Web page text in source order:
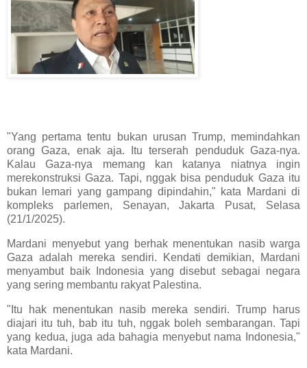
"Yang pertama tentu bukan urusan Trump, memindahkan
orang Gaza, enak aja. Itu terserah penduduk Gaza-nya.
Kalau Gaza-nya memang kan katanya niatnya ingin
merekonstruksi Gaza. Tapi, nggak bisa penduduk Gaza itu
bukan lemari yang gampang dipindahin," kata Mardani di
kompleks parlemen, Senayan, Jakarta Pusat, Selasa
(21/1/2025).
Mardani menyebut yang berhak menentukan nasib warga
Gaza adalah mereka sendiri. Kendati demikian, Mardani
menyambut baik Indonesia yang disebut sebagai negara
yang sering membantu rakyat Palestina.
"Itu hak menentukan nasib mereka sendiri. Trump harus
diajari itu tuh, bab itu tuh, nggak boleh sembarangan. Tapi
yang kedua, juga ada bahagia menyebut nama Indonesia,"
kata Mardani.